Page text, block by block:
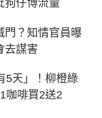
仔博流量
門？知情官員曝
去謀害
5天」！柳橙綠
咖啡買2送2